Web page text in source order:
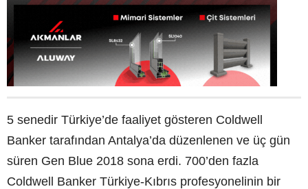
5 senedir Türkiye’de faaliyet gösteren Coldwell
Banker tarafından Antalya’da düzenlenen ve üç gün
süren Gen Blue 2018 sona erdi. 700’den fazla
Coldwell Banker Türkiye-Kıbrıs profesyonelinin bir